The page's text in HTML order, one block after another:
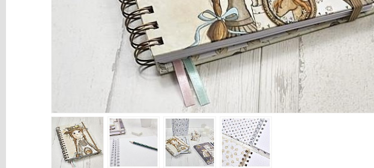
Tarjeta
Regalo
Figuras